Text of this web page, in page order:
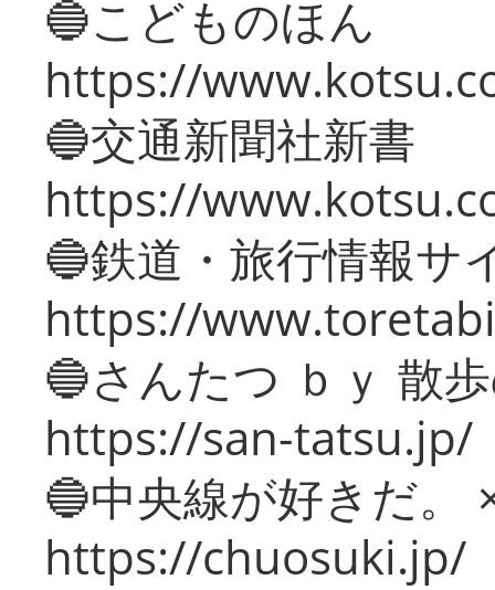
🔵こどものほん
https://
🔵交通新聞社新書
https://
🔵鉄道・旅行情報サ
https://
🔵さんたつ ｂｙ 散
https://san-tatsu.jp/
🔵中央線が好きだ。
https://chuosuki.jp/